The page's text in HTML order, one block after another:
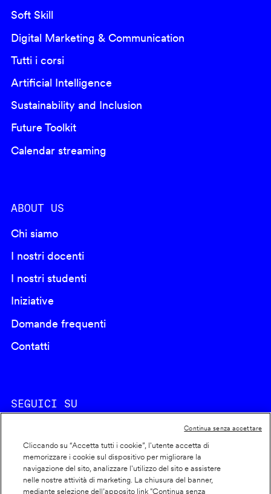
Soft Skill
Digital Marketing & Communication
Tutti i corsi
Artificial Intelligence
Sustainability and Inclusion
Future Toolkit
Calendar streaming
ABOUT US
Chi siamo
I nostri docenti
I nostri studenti
Iniziative
Domande frequenti
Contatti
SEGUICI SU
Cookie policy
Cliccando su “Accetta tutti i cookie”, l'utente accetta di
memorizzare i cookie sul dispositivo per migliorare la
navigazione del sito, analizzare l'utilizzo del sito e assistere
nelle nostre attività di marketing. La chiusura del banner,
mediante selezione dell’apposito link "Continua senza
Continua senza accettare